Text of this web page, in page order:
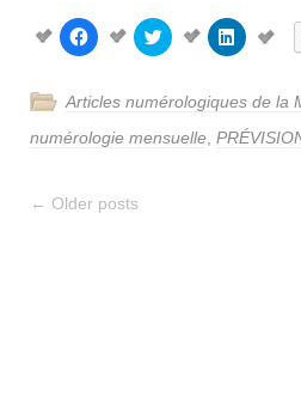
Cliquez
pour
partager
dans
nouvelle
fenêtre)
Cliquez
pour
partager
dans
nouvelle
fenêtre)
Cliquez
pour
dans
nouvelle
fenêtre)
Articles numérologiques de la
numérologie mensuelle
← Older posts